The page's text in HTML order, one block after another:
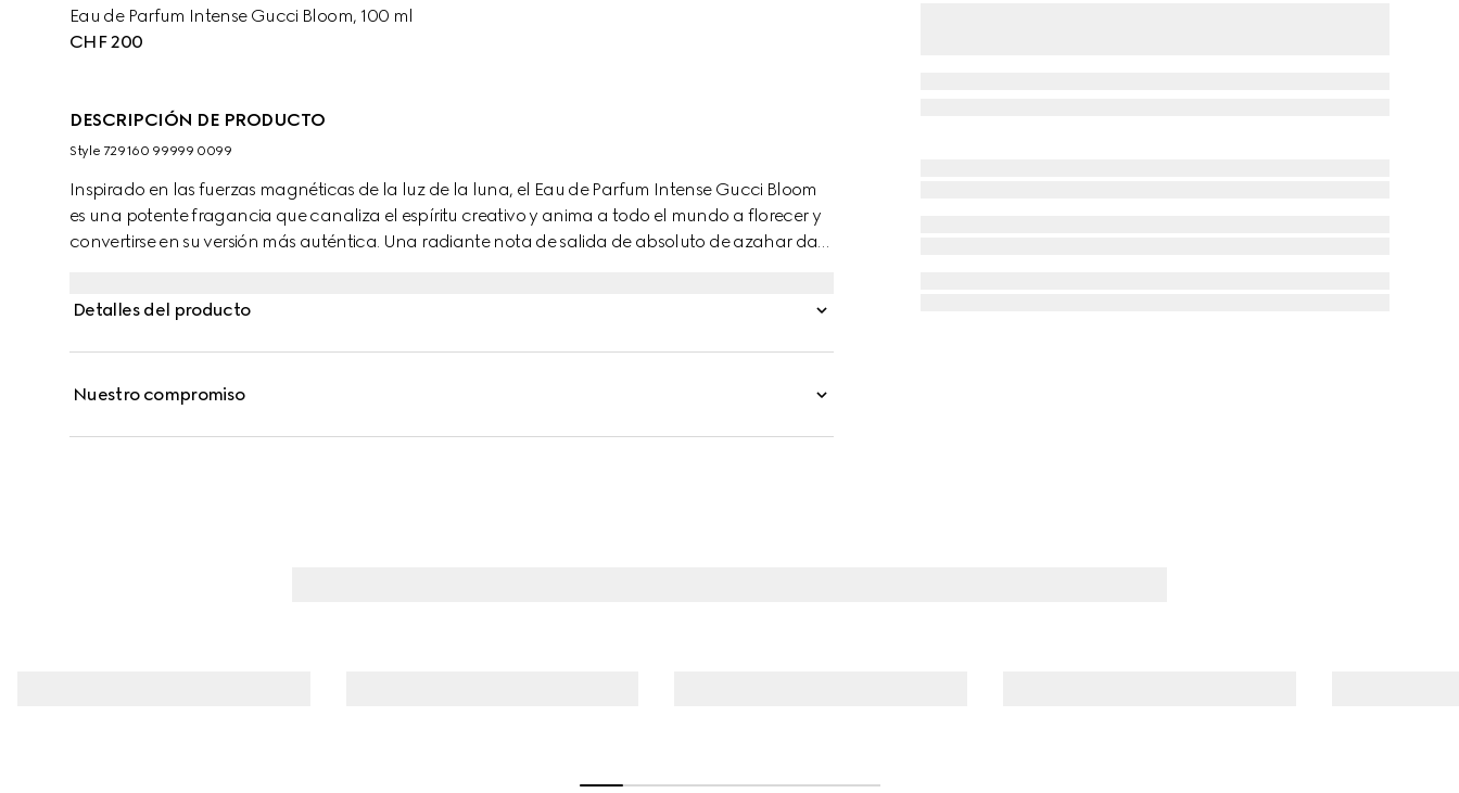
Eau de Parfum Intense Gucci Bloom, 100 ml
CHF 200
DESCRIPCIÓN DE PRODUCTO
Style ‎729160 99999 0099
Inspirado en las fuerzas magnéticas de la luz de la luna, el Eau de Parfum Intense Gucci Bloom
es una potente fragancia que canaliza el espíritu creativo y anima a todo el mundo a florecer y
convertirse en su versión más auténtica. Una radiante nota de salida de absoluto de azahar da
aroma de esta fragancia. La esencia con un fondo de esencia de pachulí y acorde de musgo de
Detalles del producto
Nuestro compromiso